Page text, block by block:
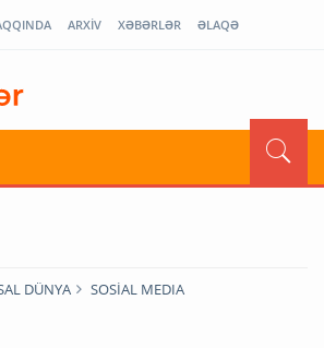
ARXİV XƏBƏRLƏR ƏLAQƏ
DÜNYA SOSİAL MEDIA